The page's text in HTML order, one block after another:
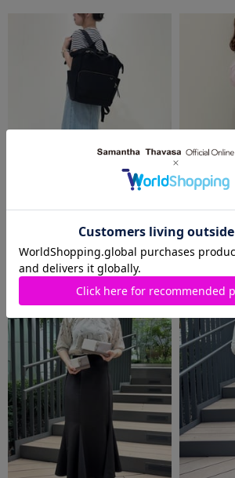
2026.08.08
Samantha Thavasa